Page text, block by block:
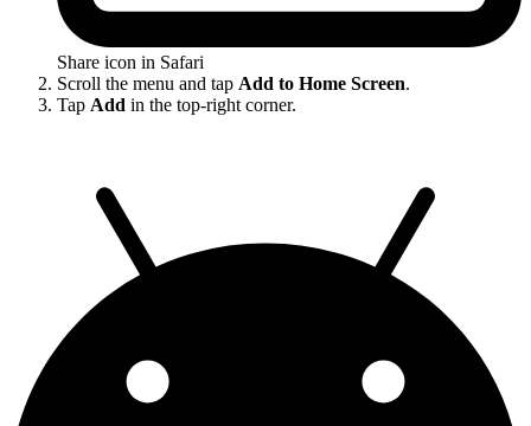
Share icon in Safari
Scroll the menu and tap Add to Home Screen.
Tap Add in the top-right corner.